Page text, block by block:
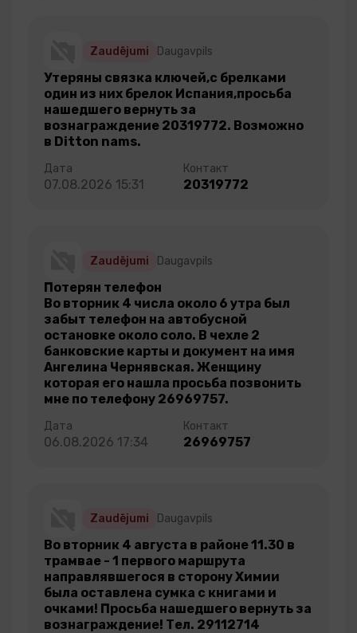
Zaudējumi Daugavpils
Утеряны связка ключей,с брелками
один из них брелок Испания,просьба
нашедшего вернуть за
вознаграждение 20319772. Возможно
в Ditton nams.
07.08.2026 15:31 20319772
Zaudējumi Daugavpils
Потерян телефон
Во вторник 4 числа около 6 утра был
забыт телефон на автобусной
остановке около соло. В чехле 2
банковские карты и документ на имя
Ангелина Чернявская. Женщину
которая его нашла просьба позвонить
мне по телефону 26969757.
06.08.2026 17:34 26969757
Zaudējumi Daugavpils
Во вторник 4 августа в районе 11.30 в
трамвае - 1 первого маршрута
направлявшегося в сторону Химии
была оставлена сумка с книгами и
очками! Просьба нашедшего вернуть за
вознаграждение! Тел. 29112714